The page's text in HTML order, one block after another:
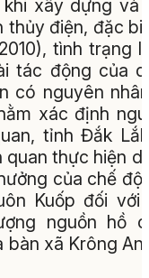
xây dựng và
thủy điện, đặc
tình trạng
tác động của
có nguyên
xác định
tỉnh Đắk
quan thực hiện
của chế độ
Kuốp đối với
nguồn hồ
bàn xã Krông